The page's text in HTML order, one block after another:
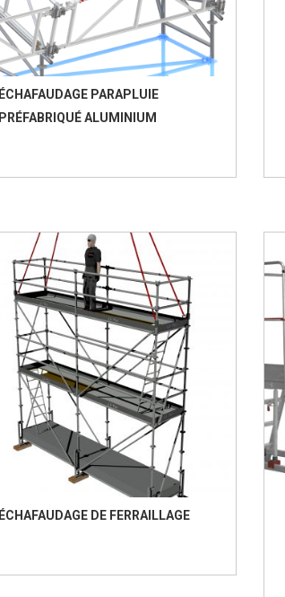
ÉCHAFAUDAGE PARAPLUIE
PRÉFABRIQUÉ ALUMINIUM
ÉCHAFAUDAGE DE FERRAILLAGE